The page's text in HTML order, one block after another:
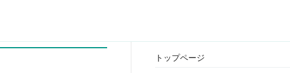
トップページ